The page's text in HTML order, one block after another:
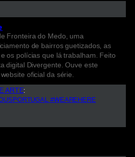
Fronteira do Medo, uma
de bairros guetizados, as
os polícias que lá trabalham. Feito
digital Divergente. Ouve este
oficial da série.
ARTE:
#WEAREHERE